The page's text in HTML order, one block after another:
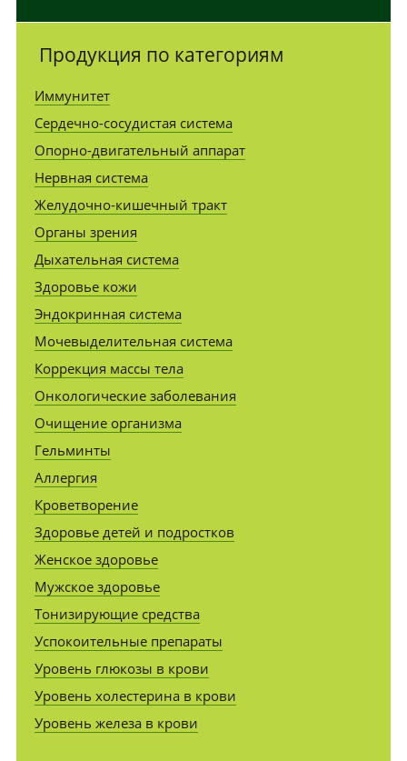
Продукция по категориям
Иммунитет
Сердечно-сосудистая система
Опорно-двигательный аппарат
Нервная система
Желудочно-кишечный тракт
Органы зрения
Дыхательная система
Здоровье кожи
Эндокринная система
Мочевыделительная система
Коррекция массы тела
Онкологические заболевания
Очищение организма
Гельминты
Аллергия
Кроветворение
Здоровье детей и подростков
Женское здоровье
Мужское здоровье
Тонизирующие средства
Успокоительные препараты
Уровень глюкозы в крови
Уровень холестерина в крови
Уровень железа в крови